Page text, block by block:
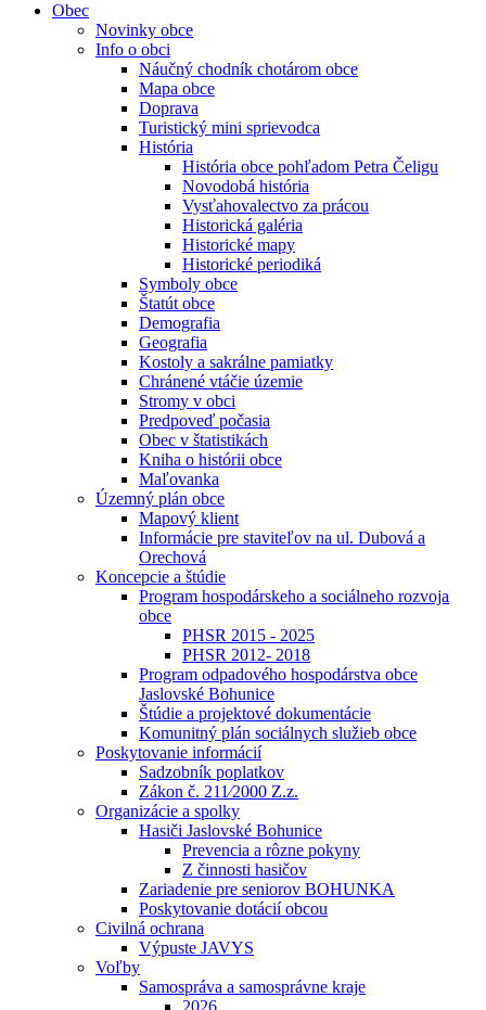
Obec
Novinky obce
Info o obci
Náučný chodník chotárom obce
Mapa obce
Doprava
Turistický mini sprievodca
História
História obce pohľadom Petra Čeligu
Novodobá história
Vysťahovalectvo za prácou
Historická galéria
Historické mapy
Historické periodiká
Symboly obce
Štatút obce
Demografia
Geografia
Kostoly a sakrálne pamiatky
Chránené vtáčie územie
Stromy v obci
Predpoveď počasia
Obec v štatistikách
Kniha o histórii obce
Maľovanka
Územný plán obce
Mapový klient
Informácie pre staviteľov na ul. Dubová a
Orechová
Koncepcie a štúdie
Program hospodárskeho a sociálneho rozvoja
obce
PHSR 2015 - 2025
PHSR 2012- 2018
Program odpadového hospodárstva obce
Jaslovské Bohunice
Štúdie a projektové dokumentácie
Komunitný plán sociálnych služieb obce
Poskytovanie informácií
Sadzobník poplatkov
Zákon č. 211⁄2000 Z.z.
Organizácie a spolky
Hasiči Jaslovské Bohunice
Prevencia a rôzne pokyny
Z činnosti hasičov
Zariadenie pre seniorov BOHUNKA
Poskytovanie dotácií obcou
Civilná ochrana
Výpuste JAVYS
Voľby
Samospráva a samosprávne kraje
2026